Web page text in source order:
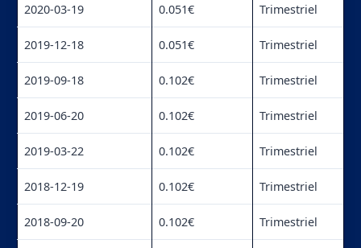
2020-03-19 0.051€ Trimestriel
2019-12-18 0.051€ Trimestriel
2019-09-18 0.102€ Trimestriel
2019-06-20 0.102€ Trimestriel
2019-03-22 0.102€ Trimestriel
2018-12-19 0.102€ Trimestriel
2018-09-20 0.102€ Trimestriel